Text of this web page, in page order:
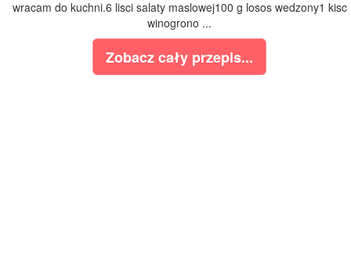
wracam do kuchni.6 lisci salaty maslowej100 g losos wedzony1 kisc
winogrono ...
Zobacz cały przepis...